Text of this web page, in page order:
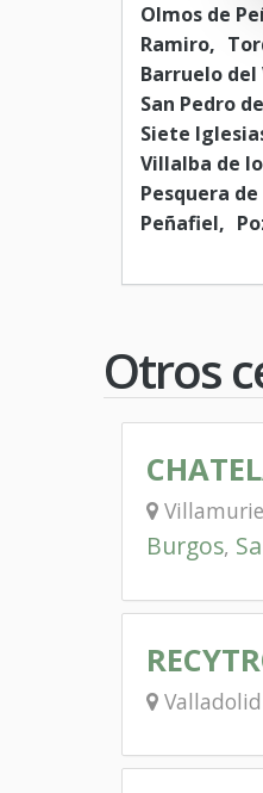
Olmos de
Ramiro
Barruelo del
San Pedro
Siete
Villalba de
Pesquera
Peñafiel
Otros
Burgos,